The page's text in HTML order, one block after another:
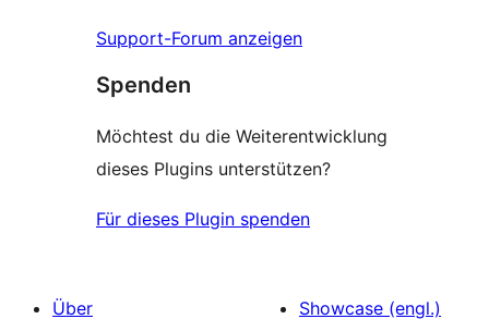
Support-Forum anzeigen
Spenden
Möchtest du die Weiterentwicklung
dieses Plugins unterstützen?
Für dieses Plugin spenden
Über
Showcase (engl.)